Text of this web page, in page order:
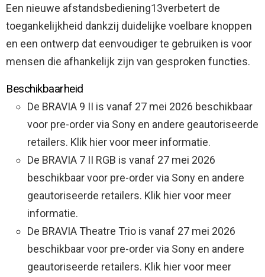
Een nieuwe afstandsbediening13verbetert de
toegankelijkheid dankzij duidelijke voelbare knoppen
en een ontwerp dat eenvoudiger te gebruiken is voor
mensen die afhankelijk zijn van gesproken functies.
Beschikbaarheid
De BRAVIA 9 II is vanaf 27 mei 2026 beschikbaar
voor pre-order via Sony en andere geautoriseerde
retailers. Klik hier voor meer informatie.
De BRAVIA 7 II RGB is vanaf 27 mei 2026
beschikbaar voor pre-order via Sony en andere
geautoriseerde retailers. Klik hier voor meer
informatie.
De BRAVIA Theatre Trio is vanaf 27 mei 2026
beschikbaar voor pre-order via Sony en andere
geautoriseerde retailers. Klik hier voor meer